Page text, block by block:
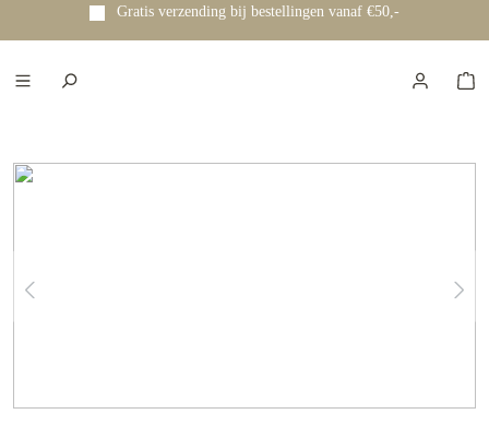
hoofdinhoud
Gratis verzending bij bestellingen vanaf €50,-